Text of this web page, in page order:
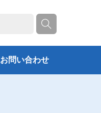
お問い合わせ